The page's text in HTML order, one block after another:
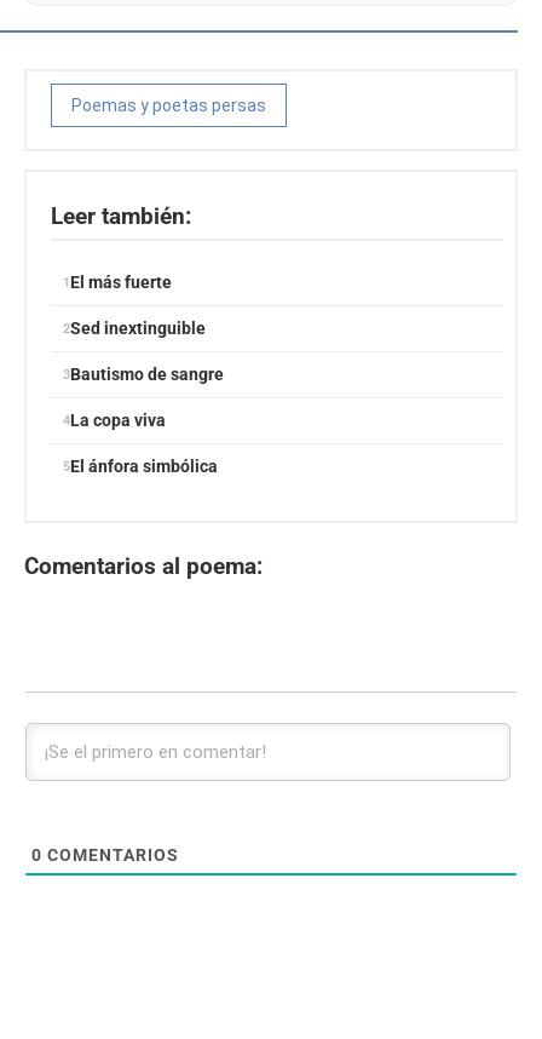
Poemas y poetas persas
Leer también:
El más fuerte
Sed inextinguible
Bautismo de sangre
La copa viva
El ánfora simbólica
Comentarios al poema:
0 COMENTARIOS